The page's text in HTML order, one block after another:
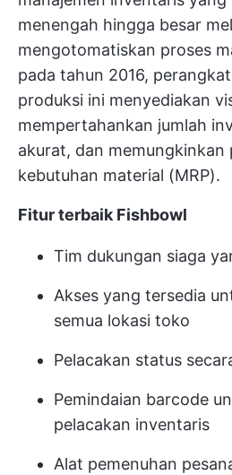
menengah hingga besar
mengotomatiskan proses
pada tahun 2016,
produksi ini menyediakan
mempertahankan jumlah
akurat, dan memungkinkan
kebutuhan material (MRP).
Fitur terbaik Fishbowl
Tim dukungan siaga
Akses yang tersedia
semua lokasi toko
Pelacakan status
Pemindaian barcode
pelacakan inventaris
Alat pemenuhan